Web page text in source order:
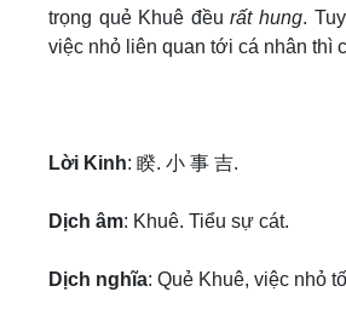
trọng quẻ Khuê đềurất hung.
việc nhỏ liên quan tới cá nhân thì
Lời Kinh: 睽. 小 事 吉.
Dịch âm: Khuê. Tiểu sự cát.
Dịch nghĩa: Quẻ Khuê, việc nhỏ